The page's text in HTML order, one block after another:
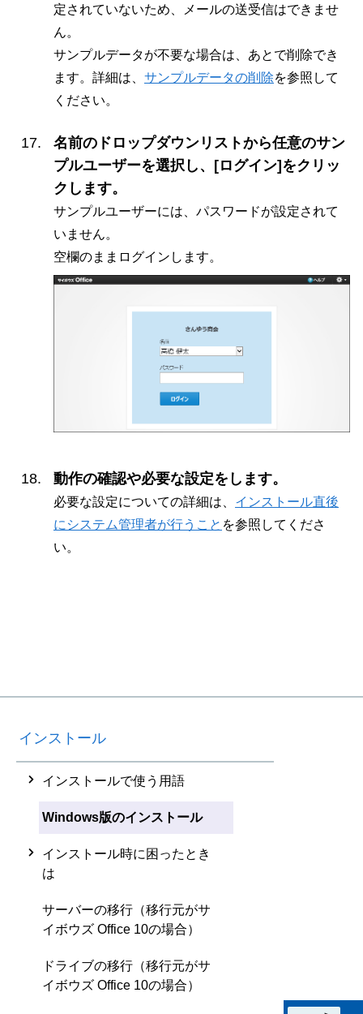
定されていないため、メールの送受信はできませ
ん。
サンプルデータが不要な場合は、あとで削除でき
ます。詳細は、 サンプルデータの削除を参照して
ください。
名前のドロップダウンリストから任意のサン
プルユーザーを選択し、[ログイン]をクリッ
クします。
サンプルユーザーには、パスワードが設定されて
いません。
空欄のままログインします。
動作の確認や必要な設定をします。
必要な設定についての詳細は、 インストール直後
にシステム管理者が行うこと を参照してくださ
い。
インストール
インストールで使う用語
Windows版のインストール
インストール時に困ったとき
は
サーバーの移行（移行元がサ
イボウズ Office 10の場合）
ドライブの移行（移行元がサ
イボウズ Office 10の場合）